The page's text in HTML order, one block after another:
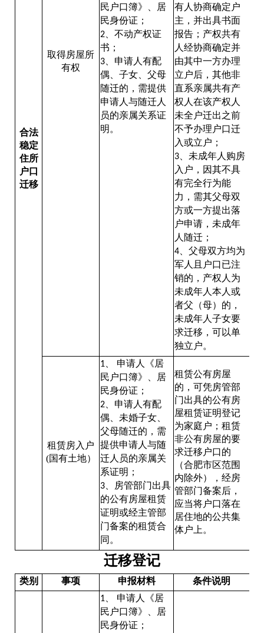
合法
稳定
住所
户口
迁移
取得房屋所
有权
民户口簿》、居
民身份证；
2 、不动产权证
书；
3 、申请人有配
偶、子女、父母
随迁的，需提供
申请人与随迁人
员的亲属关系证
明。
有人协商确定户
主，并出具书面
报告；产权共有
人经协商确定并
由其中一方办理
立户后，其他非
直系亲属共有产
权人在该产权人
未全户迁出之前
不予办理户口迁
入或立户；
3 、未成年人购房
入户，因其不具
有完全行为能
力，需其父母双
方或一方提出落
户申请，未成年
人随迁；
4 、父母双方均为
军人且户口已注
销的，产权人为
未成年人本人或
者父（母）的，
未成年人子女要
求迁移，可以单
独立户。
租赁房入户
(国有土地）
1
申请人《居
民户口簿》、居
民身份证；
2 、申请人有配
偶、未婚子女、
父母随迁的，需
提供申请人与随
迁人员的亲属关
系证明；
3 、房管部门出具
的公有房屋租赁
证明或经主管部
门备案的租赁合
同。
租赁公有房屋
的，可凭房管部
门出具的公有房
屋租赁证明登记
为家庭户；租赁
非公有房屋的要
求迁移户口的
（合肥市区范围
内除外），经房
管部门备案后，
应当将户口落在
居住地的公共集
体户上。
迁移登记
类别 事项 申报材料 条件说明
1
申请人《居
民户口簿》、居
民身份证；